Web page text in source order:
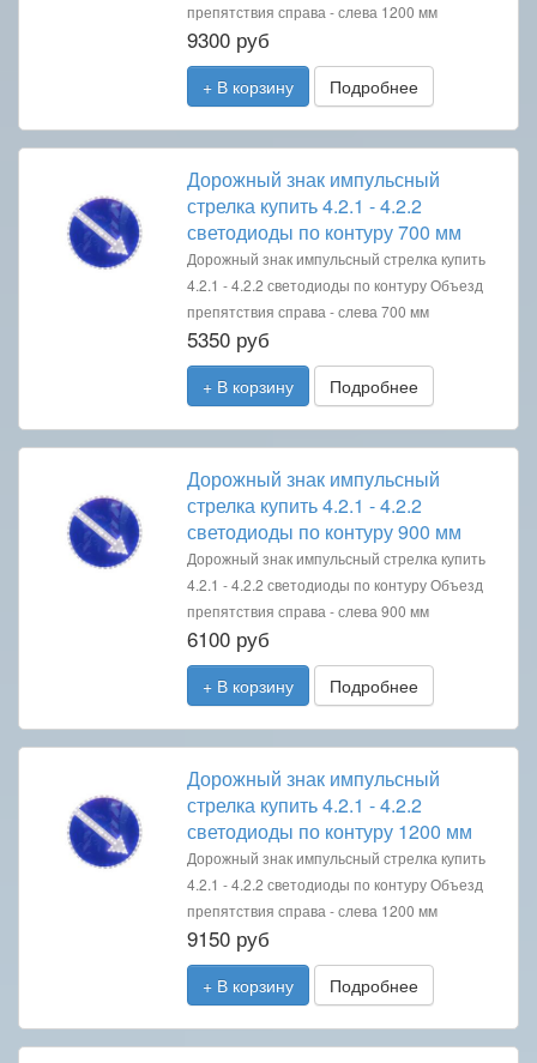
препятствия справа - слева 1200 мм
9300 руб
+ В корзину Подробнее
Дорожный знак импульсный
стрелка купить 4.2.1 - 4.2.2
светодиоды по контуру 700 мм
Дорожный знак импульсный стрелка купить
4.2.1 - 4.2.2 светодиоды по контуру Объезд
препятствия справа - слева 700 мм
5350 руб
+ В корзину Подробнее
Дорожный знак импульсный
стрелка купить 4.2.1 - 4.2.2
светодиоды по контуру 900 мм
Дорожный знак импульсный стрелка купить
4.2.1 - 4.2.2 светодиоды по контуру Объезд
препятствия справа - слева 900 мм
6100 руб
+ В корзину Подробнее
Дорожный знак импульсный
стрелка купить 4.2.1 - 4.2.2
светодиоды по контуру 1200 мм
Дорожный знак импульсный стрелка купить
4.2.1 - 4.2.2 светодиоды по контуру Объезд
препятствия справа - слева 1200 мм
9150 руб
+ В корзину Подробнее